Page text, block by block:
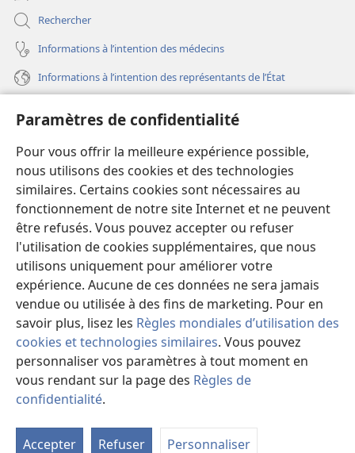
Paramètres de confidentialité
Pour vous offrir la meilleure expérience possible,
nous utilisons des cookies et des technologies
similaires. Certains cookies sont nécessaires au
fonctionnement de notre site Internet et ne peuvent
être refusés. Vous pouvez accepter ou refuser
l'utilisation de cookies supplémentaires, que nous
utilisons uniquement pour améliorer votre
expérience. Aucune de ces données ne sera jamais
vendue ou utilisée à des fins de marketing. Pour en
savoir plus, lisez les Règles mondiales d’utilisation des
cookies et technologies similaires. Vous pouvez
personnaliser vos paramètres à tout moment en
vous rendant sur la page des Règles de
confidentialité.
Accepter Refuser Personnaliser
Rechercher
Informations à l’intention des médecins
Informations à l’intention des représentants de l’État
(ouvre
une
nouvelle
fenêtre)
Bibliothèque en ligne
(ouvre
une
nouvelle
fenêtre)
JW Hub®
(ouvre
une
nouvelle
fenêtre)
JW Library
Watchtower Library
Copyright© 2026 Watch Tower Bible and Tract Society of Pennsylvania.
CONDITIONS D’UTILISATION
PARAMÈTRES DE CONFIDENTIALITÉ